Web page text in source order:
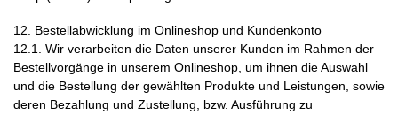
12. Bestellabwicklung im Onlineshop und Kundenkonto
12.1. Wir verarbeiten die Daten unserer Kunden im Rahmen der
Bestellvorgänge in unserem Onlineshop, um ihnen die Auswahl
und die Bestellung der gewählten Produkte und Leistungen, sowie
deren Bezahlung und Zustellung, bzw. Ausführung zu